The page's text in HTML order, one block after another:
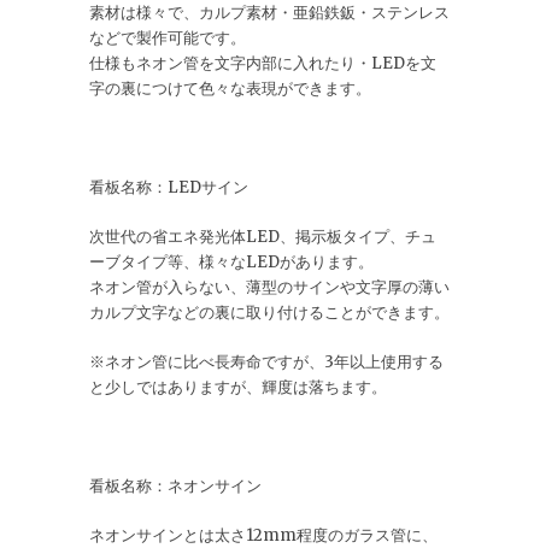
素材は様々で、カルプ素材・亜鉛鉄鈑・ステンレス
などで製作可能です。
仕様もネオン管を文字内部に入れたり・LEDを文
字の裏につけて色々な表現ができます。
看板名称：LEDサイン
次世代の省エネ発光体LED、掲示板タイプ、チュ
ーブタイプ等、様々なLEDがあります。
ネオン管が入らない、薄型のサインや文字厚の薄い
カルプ文字などの裏に取り付けることができます。
※ネオン管に比べ長寿命ですが、3年以上使用する
と少しではありますが、輝度は落ちます。
看板名称：ネオンサイン
ネオンサインとは太さ12mm程度のガラス管に、